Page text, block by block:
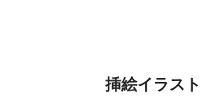
挿絵イラスト